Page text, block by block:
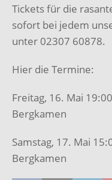
Tickets für die
sofort bei jedem
unter 02307 60878.
Hier die Termine:
Freitag, 16. Mai
Bergkamen
Samstag, 17. Mai
Bergkamen